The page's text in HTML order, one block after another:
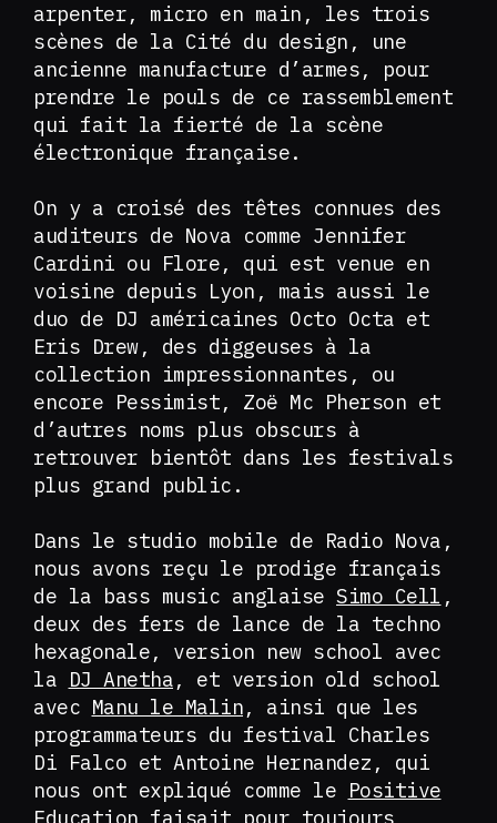
arpenter, micro en main, les trois
scènes de la Cité du design, une
ancienne manufacture d’armes, pour
prendre le pouls de ce rassemblement
qui fait la fierté de la scène
électronique française.
On y a croisé des têtes connues des
auditeurs de Nova comme Jennifer
Cardini ou Flore, qui est venue en
voisine depuis Lyon, mais aussi le
duo de DJ américaines Octo Octa et
Eris Drew, des diggeuses à la
collection impressionnantes, ou
encore Pessimist, Zoë Mc Pherson et
d’autres noms plus obscurs à
retrouver bientôt dans les festivals
plus grand public.
Dans le studio mobile de Radio Nova,
nous avons reçu le prodige français
de la bass music anglaise Simo Cell ,
deux des fers de lance de la techno
hexagonale, version new school avec
la DJ Anetha, et version old school
avec Manu le Malin, ainsi que les
programmateurs du festival Charles
Di Falco et Antoine Hernandez, qui
nous ont expliqué comme le Positive